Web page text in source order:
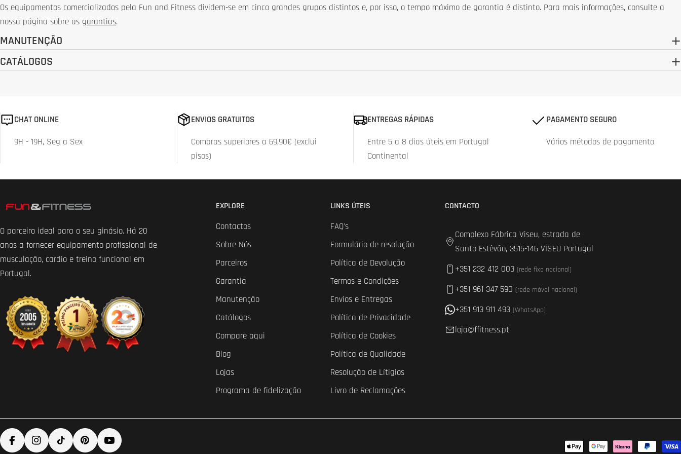
O
:
Os equipamentos comercializados pela Fun and Fitness dividem-se em cinco grandes grupos distintos e, por isso, o tempo máximo de garantia é distinto. Para mais informações, consulte a
nossa página sobre as garantias.
MANUTENÇÃO
CATÁLOGOS
CHAT ONLINE
9H - 19H, Seg a Sex
ENVIOS GRATUITOS
Compras superiores a 69,90€ (exclui
pisos)
ENTREGAS RÁPIDAS
Entre 5 a 8 dias úteis em Portugal
Continental
PAGAMENTO SEGURO
Vários métodos de pagamento
O parceiro ideal para o seu ginásio. Há 20
anos a fornecer equipamento profissional de
musculação, cardio e treino funcional em
Portugal.
EXPLORE
Contactos
Sobre Nós
Parceiros
Garantia
Manutenção
Catálogos
Compare aqui
Blog
Lojas
Programa de fidelização
LINKS ÚTEIS
FAQ's
Formulário de resolução
Política de Devolução
Termos e Condições
Envios e Entregas
Política de Privacidade
Política de Cookies
Política de Qualidade
Resolução de Lítigios
Livro de Reclamações
CONTACTO
Complexo Fábrica Viseu, estrada de
Santo Estêvão, 3515-146 VISEU Portugal
+351 232 412 003 (rede fixa nacional)
+351 961 347 590 (rede móvel nacional)
+351 913 911 493 (WhatsApp)
loja@ffitness.pt
Métodos
FacebookInstagram
TikTokPinterestYouTube